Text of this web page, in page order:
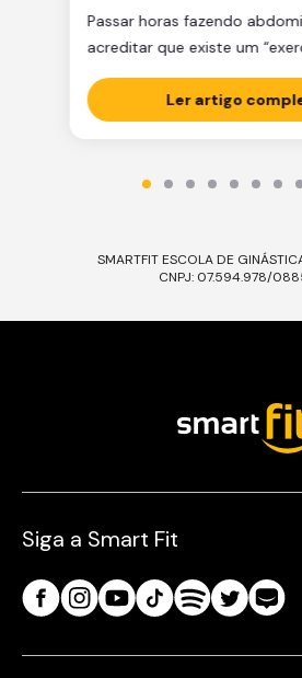
aparecer?
Passar horas fazendo
acreditar que existe um
para secar a barriga ou ficar
com a balança são caminhos
gente percorre, mas que
falta de estratégia. A verdade
Ler artigo
SMARTFIT ESCOLA DE
CNPJ: 07.594.978/
Siga a Smart Fit